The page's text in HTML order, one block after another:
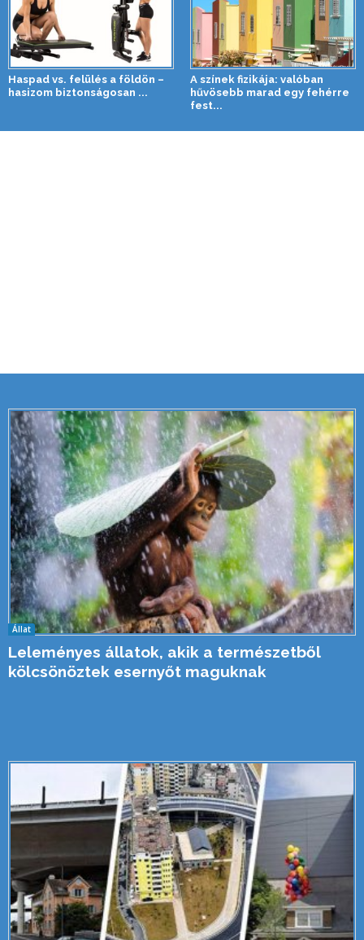
Haspad vs. felülés a földön –
hasizom biztonságosan ...
A színek fizikája: valóban
hűvösebb marad egy fehérre
fest...
Állat
Leleményes állatok, akik a természetből
kölcsönöztek esernyőt maguknak